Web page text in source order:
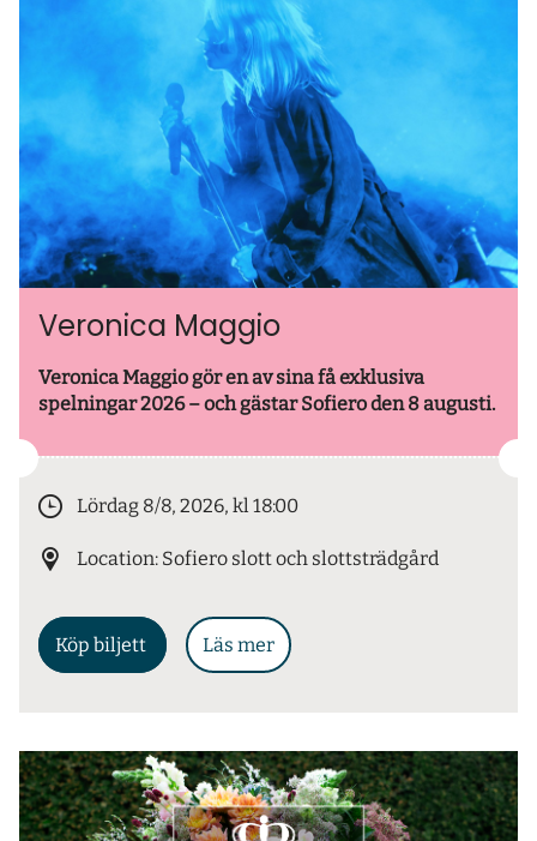
Veronica Maggio
Veronica Maggio gör en av sina få exklusiva
spelningar 2026 – och gästar Sofiero den 8 augusti.
Lördag 8/8, 2026, kl 18:00
Location: Sofiero slott och slottsträdgård
Köp biljett Läs mer